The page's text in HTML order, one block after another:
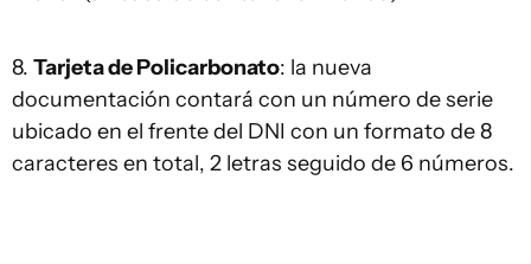
8. Tarjeta de Policarbonato: la nueva
documentación contará con un número de serie
ubicado en el frente del DNI con un formato de 8
caracteres en total, 2 letras seguido de 6 números.